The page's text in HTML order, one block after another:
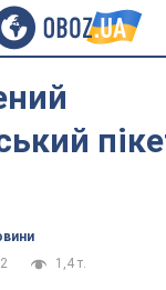
1,4 т.